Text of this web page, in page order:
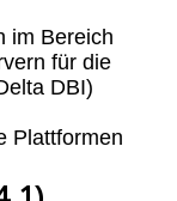
im Bereich
für die
DBI)
Plattformen